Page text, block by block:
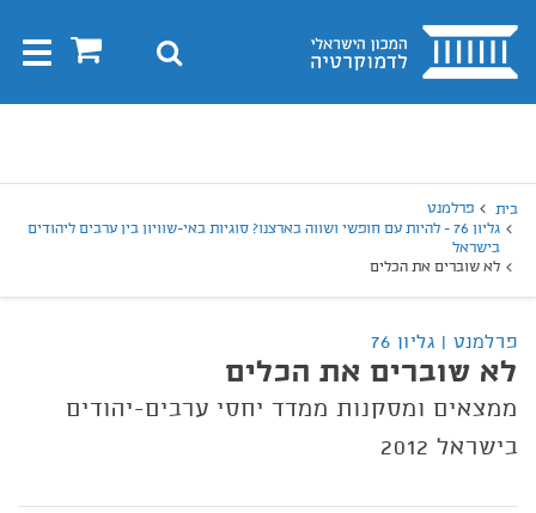
בית 0 חיפוש
בית
פרלמנט
גליון 76 - להיות עם חופשי ושווה בארצנו? סוגיות באי-שוויון בין ערבים ליהודים
בישראל
לא שוברים את הכלים
פרלמנט | גליון 76
לא שוברים את הכלים
ממצאים ומסקנות ממדד יחסי ערבים-יהודים
בישראל 2012